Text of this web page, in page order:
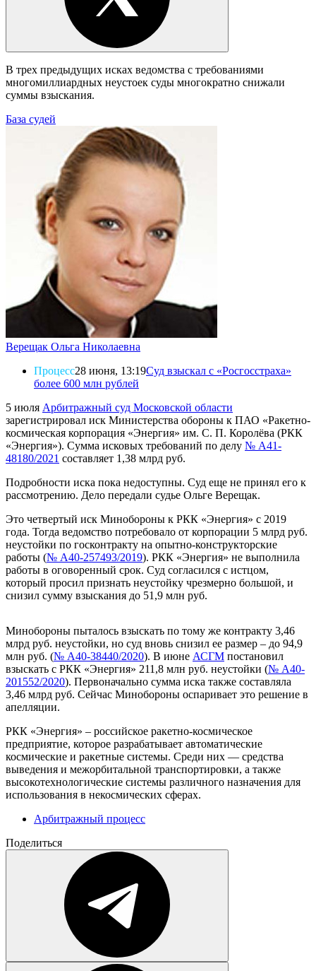
В трех предыдущих исках ведомства с требованиями
многомиллиардных неустоек суды многократно снижали
суммы взыскания.
База судей
Верещак Ольга Николаевна
Процесс28 июня, 13:19Суд взыскал с «Росгосстраха»
более 600 млн рублей
5 июля Арбитражный суд Московской области
зарегистрировал иск Министерства обороны к ПАО «Ракетно-
космическая корпорация «Энергия» им. С. П. Королёва (РКК
«Энергия»). Сумма исковых требований по делу № А41-
48180/2021 составляет 1,38 млрд руб.
Подробности иска пока недоступны. Суд еще не принял его к
рассмотрению. Дело передали судье Ольге Верещак.
Это четвертый иск Минобороны к РКК «Энергия» с 2019
года. Тогда ведомство потребовало от корпорации 5 млрд руб.
неустойки по госконтракту на опытно-конструкторские
работы (№ А40-257493/2019). РКК «Энергия» не выполнила
работы в оговоренный срок. Суд согласился с истцом,
который просил признать неустойку чрезмерно большой, и
снизил сумму взыскания до 51,9 млн руб.
Минобороны пыталось взыскать по тому же контракту 3,46
млрд руб. неустойки, но суд вновь снизил ее размер – до 94,9
млн руб. (№ А40-38440/2020). В июне АСГМ постановил
взыскать с РКК «Энергия» 211,8 млн руб. неустойки (№ А40-
201552/2020). Первоначально сумма иска также составляла
3,46 млрд руб. Сейчас Минобороны оспаривает это решение в
апелляции.
РКК «Энергия» – российское ракетно-космическое
предприятие, которое разрабатывает автоматические
космические и ракетные системы. Среди них — средства
выведения и межорбитальной транспортировки, а также
высокотехнологические системы различного назначения для
использования в некосмических сферах.
Арбитражный процесс
Поделиться